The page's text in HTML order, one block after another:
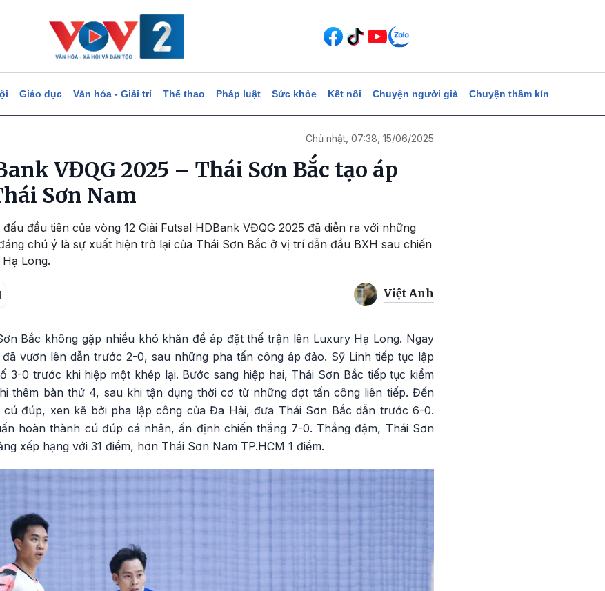
Giáo dục Văn hóa - Giải trí Thể thao Pháp luật Sức khỏe Kết nối Chuyện người già Chuyện thầm kín
Chủ nhật, 07:38, 15/06/2025
VĐQG 2025 – Thái Sơn Bắc tạo áp
Sơn Nam
đầu tiên của vòng 12 Giải Futsal HDBank VĐQG 2025 đã diễn ra với những
chú ý là sự xuất hiện trở lại của Thái Sơn Bắc ở vị trí dẫn đầu BXH sau chiến
Long.
Việt Anh
Bắc không gặp nhiều khó khăn để áp đặt thế trận lên Luxury Hạ Long. Ngay
vươn lên dẫn trước 2-0, sau những pha tấn công áp đảo. Sỹ Linh tiếp tục lập
3-0 trước khi hiệp một khép lại. Bước sang hiệp hai, Thái Sơn Bắc tiếp tục kiểm
thêm bàn thứ 4, sau khi tận dụng thời cơ từ những đợt tấn công liên tiếp. Đến
đúp, xen kẽ bởi pha lập công của Đa Hải, đưa Thái Sơn Bắc dẫn trước 6-0.
hoàn thành cú đúp cá nhân, ấn định chiến thắng 7-0. Thắng đậm, Thái Sơn
xếp hạng với 31 điểm, hơn Thái Sơn Nam TP.HCM 1 điểm.